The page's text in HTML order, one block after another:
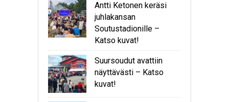
Antti Ketonen keräsi
juhlakansan
Soutustadionille –
Katso kuvat!
Suursoudut avattiin
näyttävästi – Katso
kuvat!